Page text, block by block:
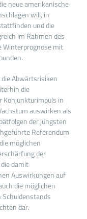
neue amerikanische
will, in
und die
im Rahmen des
Winterprognose mit
Abwärtsrisiken
die
Konjunkturimpuls in
auswirken als
der jüngsten
Referendum
möglichen
der
damit
Auswirkungen auf
die möglichen
dar.